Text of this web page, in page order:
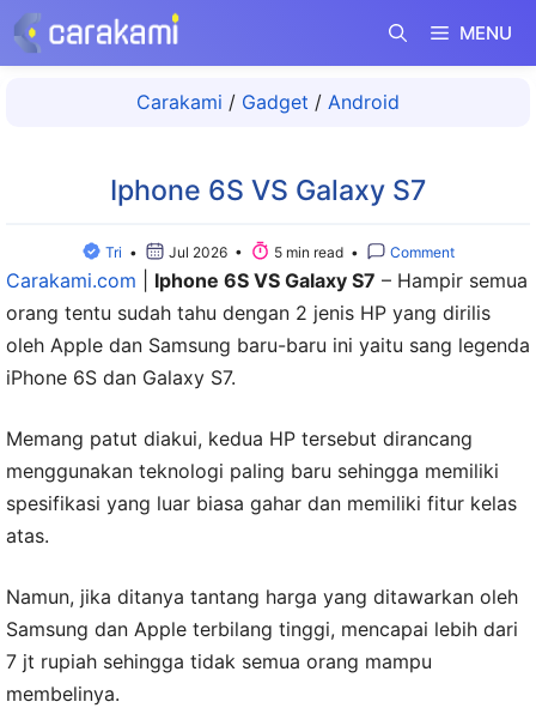
Langsung
ke
MENU
Carakami / Gadget / Android
Iphone 6S VS Galaxy S7
Tri • Jul 2026 • 5 min read • Comment
Carakami.com Iphone 6S VS Galaxy S7 – Hampir semua
orang tentu sudah tahu dengan 2 jenis HP yang dirilis
oleh Apple dan Samsung baru-baru ini yaitu sang legenda
iPhone 6S dan Galaxy S7.
Memang patut diakui, kedua HP tersebut dirancang
menggunakan teknologi paling baru sehingga memiliki
spesifikasi yang luar biasa gahar dan memiliki fitur kelas
atas.
Namun, jika ditanya tantang harga yang ditawarkan oleh
Samsung dan Apple terbilang tinggi, mencapai lebih dari
7 jt rupiah sehingga tidak semua orang mampu
membelinya.